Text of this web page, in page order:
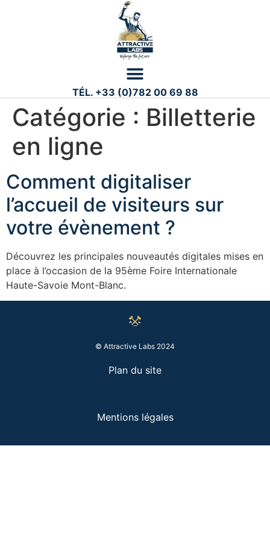
TÉL. +33 (0)782 00 69 88
Catégorie : Billetterie
en ligne
Comment digitaliser
l’accueil de visiteurs sur
votre évènement ?
Découvrez les principales nouveautés digitales mises en
place à l’occasion de la 95ème Foire Internationale
Haute-Savoie Mont-Blanc.
© Attractive Labs 2024
Plan du site
Mentions légales